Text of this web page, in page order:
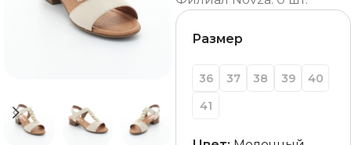
Размер
36 37 38 39
40
41